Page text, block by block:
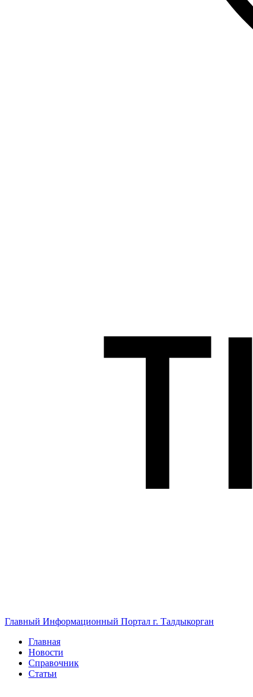
Главный Информационный Портал г. Талдыкорган
Главная
Новости
Справочник
Статьи